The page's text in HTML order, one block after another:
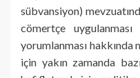
sübvansiyon)
cömertçe
yorumlanması
için yakın zamanda